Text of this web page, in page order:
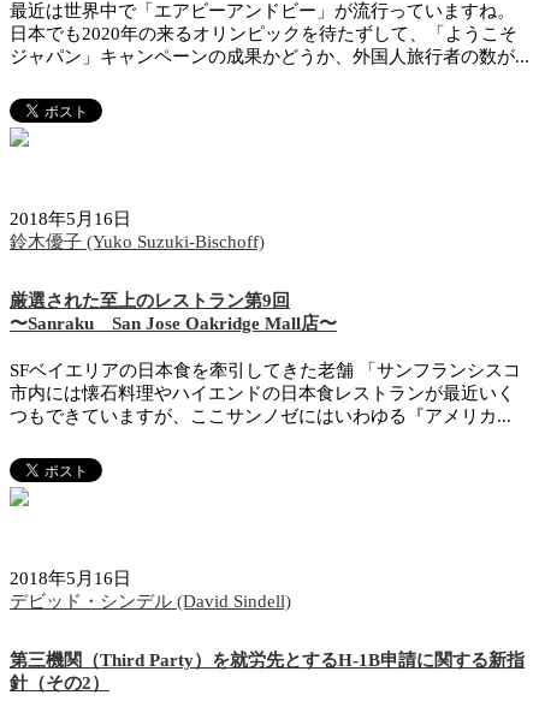
最近は世界中で「エアビーアンドビー」が流行っていますね。
日本でも2020年の来るオリンピックを待たずして、「ようこそ
ジャパン」キャンペーンの成果かどうか、外国人旅行者の数が...
2018年5月16日
鈴木優子 (Yuko Suzuki-Bischoff)
厳選された至上のレストラン第9回
〜Sanraku San Jose Oakridge Mall店〜
SFベイエリアの日本食を牽引してきた老舗 「サンフランシスコ
市内には懐石料理やハイエンドの日本食レストランが最近いく
つもできていますが、ここサンノゼにはいわゆる『アメリカ...
2018年5月16日
デビッド・シンデル (David Sindell)
第三機関（Third Party）を就労先とするH-1B申請に関する新指
針（その2）